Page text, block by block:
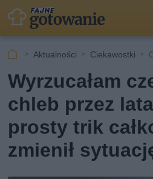
Aktualności Ciekawostki
Wyrzucałam
chleb przez
prosty trik
zmienił